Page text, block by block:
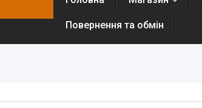
Повернення та обмін